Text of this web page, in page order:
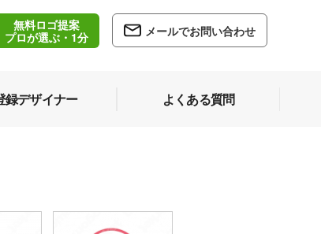
無料ロゴ提案
プロが選ぶ・1分
メールでお問い合わせ
録デザイナー よくある質問